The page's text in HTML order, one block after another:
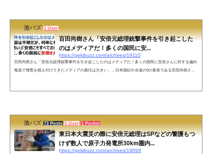
激バズ 1 User
百田尚樹さん「安倍元総理銃撃事件を引き起こした
のはメディアだ！多くの国民に安...
https://gekibuzz.com/archives/19110
百田尚樹さん「安倍元総理銃撃事件を引き起こしたのはメディアだ！多くの国民に安倍さんに対する偏向
報道で憎悪を植え付けてきたメディアの責任は大きい。」日本国紀や永遠の0の著者である百田尚樹さん
激バズ 73 Posts 1 User 1 Pocket
東日本大震災の際に安倍元総理はSPなどの警護もつ
けず数人で原子力発電所30km圏内...
https://gekibuzz.com/archives/19099